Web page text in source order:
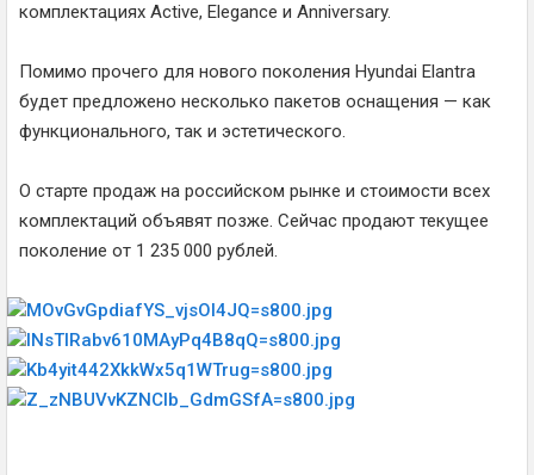
комплектациях Active, Elegance и Anniversary.
Помимо прочего для нового поколения Hyundai Elantra
будет предложено несколько пакетов оснащения — как
функционального, так и эстетического.
О старте продаж на российском рынке и стоимости всех
комплектаций объявят позже. Сейчас продают текущее
поколение от 1 235 000 рублей.